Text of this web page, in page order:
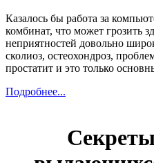
Казалось бы работа за
комбинат, что может грозить
неприятностей довольно
сколиоз, остеохондроз,
простатит и это только
Подробнее...